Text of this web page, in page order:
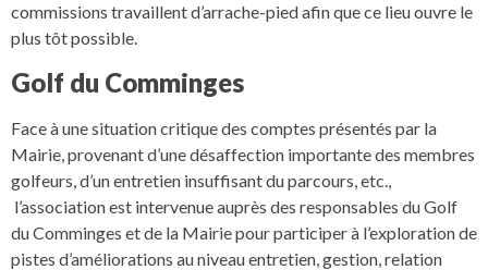
commissions travaillent d’arrache-pied afin que ce lieu ouvre le
plus tôt possible.
Golf du Comminges
Face à une situation critique des comptes présentés par la
Mairie, provenant d’une désaffection importante des membres
golfeurs, d’un entretien insuffisant du parcours, etc.,
l’association est intervenue auprès des responsables du Golf
du Comminges et de la Mairie pour participer à l’exploration de
pistes d’améliorations au niveau entretien, gestion, relation